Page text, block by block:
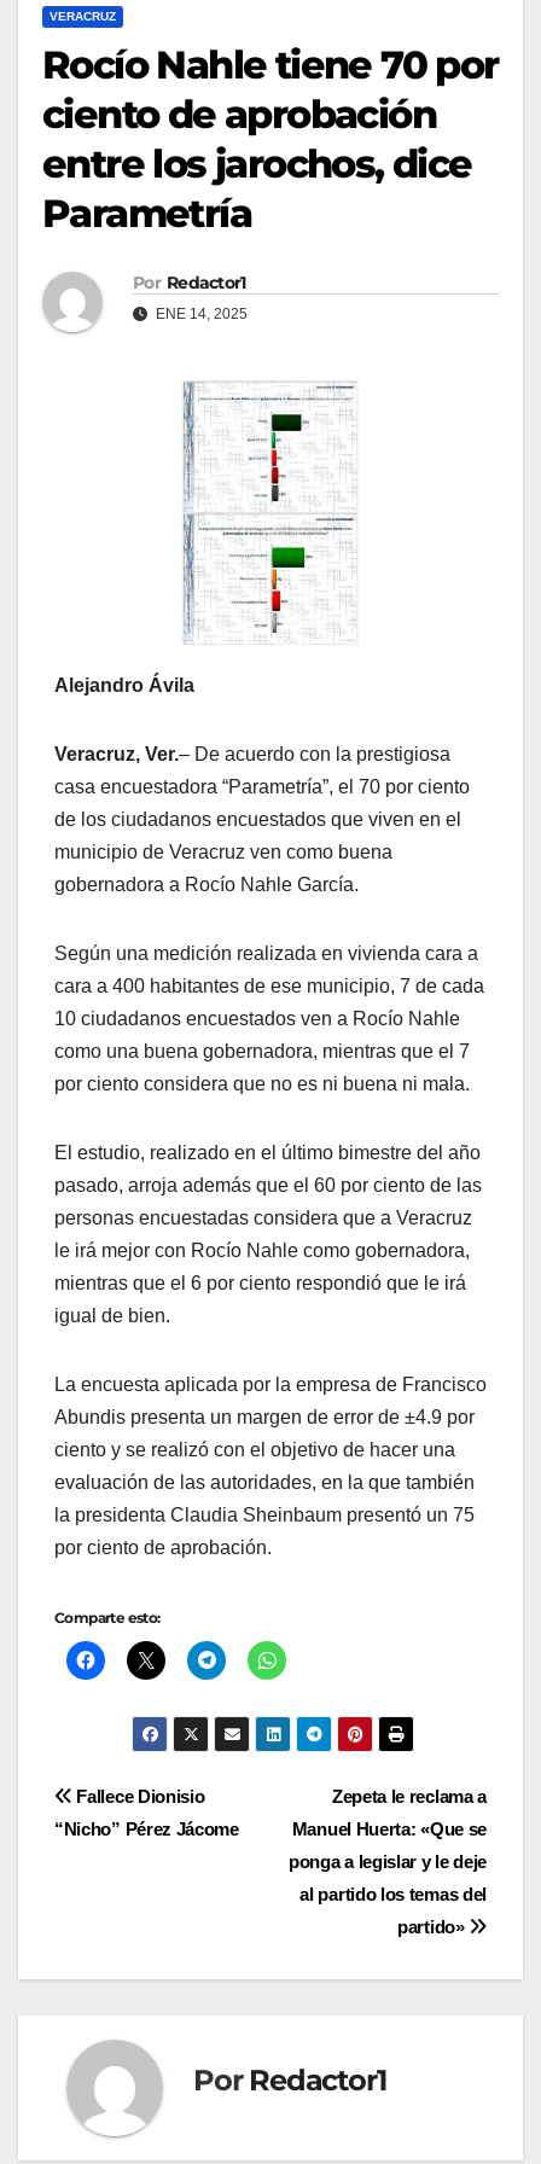
VERACRUZ
Rocío Nahle tiene 70 por
ciento de aprobación
entre los jarochos, dice
Parametría
Por Redactor1
ENE 14, 2025
Alejandro Ávila
Veracruz, Ver.– De acuerdo con la prestigiosa
casa encuestadora “Parametría”, el 70 por ciento
de los ciudadanos encuestados que viven en el
municipio de Veracruz ven como buena
gobernadora a Rocío Nahle García.
Según una medición realizada en vivienda cara a
cara a 400 habitantes de ese municipio, 7 de cada
10 ciudadanos encuestados ven a Rocío Nahle
como una buena gobernadora, mientras que el 7
por ciento considera que no es ni buena ni mala.
El estudio, realizado en el último bimestre del año
pasado, arroja además que el 60 por ciento de las
personas encuestadas considera que a Veracruz
le irá mejor con Rocío Nahle como gobernadora,
mientras que el 6 por ciento respondió que le irá
igual de bien.
La encuesta aplicada por la empresa de Francisco
Abundis presenta un margen de error de ±4.9 por
ciento y se realizó con el objetivo de hacer una
evaluación de las autoridades, en la que también
la presidenta Claudia Sheinbaum presentó un 75
por ciento de aprobación.
Comparte esto:
Navegación
Zepeta le reclama a
Manuel Huerta: «Que se
ponga a legislar y le deje
al partido los temas del
partido»
Fallece Dionisio
“Nicho” Pérez Jácome
Por Redactor1